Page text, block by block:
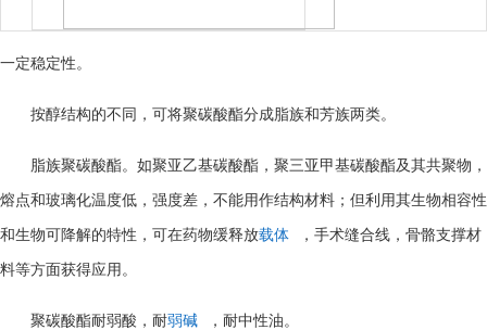
一定稳定性。
按醇结构的不同，可将聚碳酸酯分成脂族和芳族两类。
脂族聚碳酸酯。如聚亚乙基碳酸酯，聚三亚甲基碳酸酯及其共聚物，
熔点和玻璃化温度低，强度差，不能用作结构材料；但利用其生物相容性
和生物可降解的特性，可在药物缓释放载体 ，手术缝合线，骨骼支撑材
料等方面获得应用。
聚碳酸酯耐弱酸，耐弱碱 ，耐中性油。